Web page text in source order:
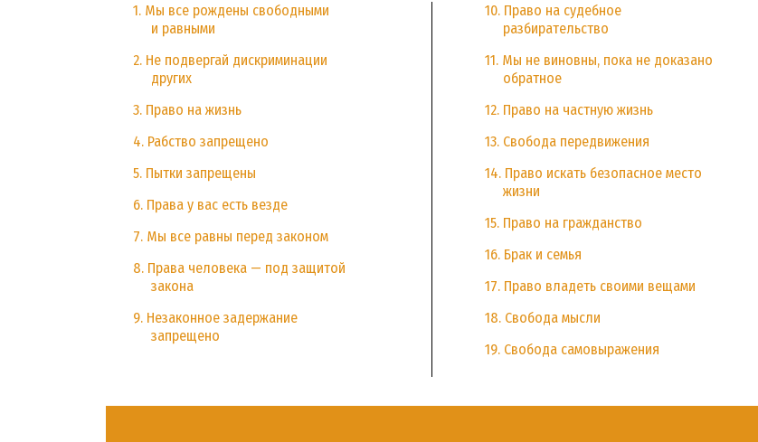
1. Мы все рождены свободными
и равными
2. Не подвергай дискриминации
других
3. Право на жизнь
4. Рабство запрещено
5. Пытки запрещены
6. Права у вас есть везде
7. Мы все равны перед законом
8. Права человека — под защитой
закона
9. Незаконное задержание
запрещено
10. Право на судебное
разбирательство
11. Мы не виновны, пока не доказано
обратное
12. Право на частную жизнь
13. Свобода передвижения
14. Право искать безопасное место
жизни
15. Право на гражданство
16. Брак и семья
17. Право владеть своими вещами
18. Свобода мысли
19. Свобода самовыражения